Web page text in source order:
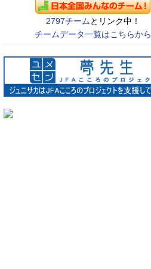
2797チーム とリンク中！
チームデータ一覧はこちらから